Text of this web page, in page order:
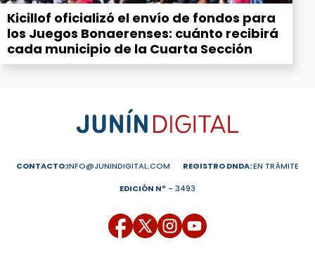
Kicillof oficializó el envío de fondos para
los Juegos Bonaerenses: cuánto recibirá
cada municipio de la Cuarta Sección
CONTACTO:INFO@JUNINDIGITAL.COM REGISTRO DNDA:EN TRÁMITE
EDICIÓN Nº - 3493